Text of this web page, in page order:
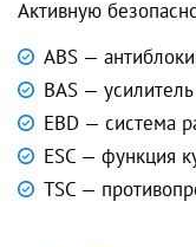
Активную
ABS —
BAS —
EBD — система
ESC — функция
TSC —